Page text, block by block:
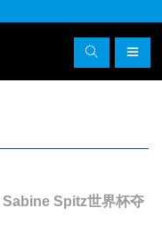
Sabine Spitz世界杯夺